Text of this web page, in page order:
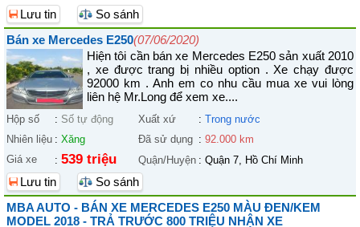
Lưu tin
So sánh
Bán xe Mercedes E250(07/06/2020)
Hiện tôi cần bán xe Mercedes E250 sản xuất 2010
, xe được trang bị nhiều option . Xe chạy được
92000 km . Anh em co nhu cầu mua xe vui lòng
liên hệ Mr.Long để xem xe....
Hộp số : Số tự động Xuất xứ : Trong nước
Nhiên liệu : Xăng Đã sử dụng : 92.000 km
Giá xe
: 539 triệu Quận/Huyện : Quận 7, Hồ Chí Minh
Lưu tin
So sánh
MBA AUTO - BÁN XE MERCEDES E250 MÀU ĐEN/KEM
MODEL 2018 - TRẢ TRƯỚC 800 TRIỆU NHẬN XE